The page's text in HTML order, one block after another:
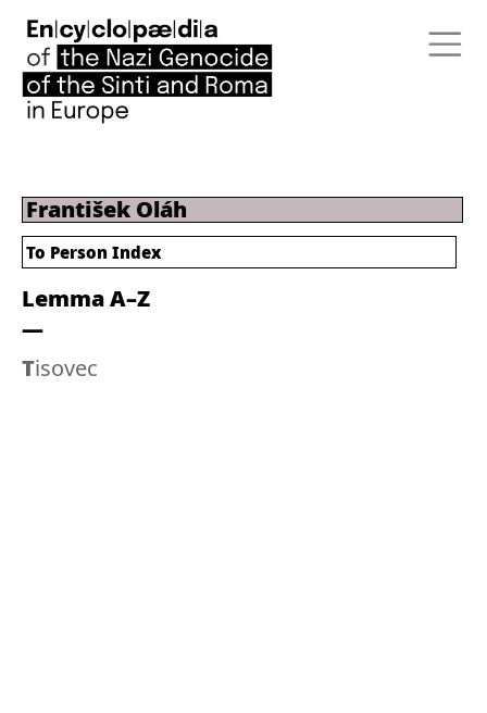
František Oláh
Lemma A–Z
Tisovec
To Person Index